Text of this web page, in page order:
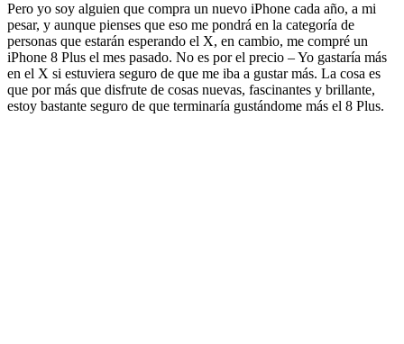
Pero yo soy alguien que compra un nuevo iPhone cada año, a mi
pesar, y aunque pienses que eso me pondrá en la categoría de
personas que estarán esperando el X, en cambio, me compré un
iPhone 8 Plus el mes pasado. No es por el precio – Yo gastaría más
en el X si estuviera seguro de que me iba a gustar más. La cosa es
que por más que disfrute de cosas nuevas, fascinantes y brillante,
estoy bastante seguro de que terminaría gustándome más el 8 Plus.